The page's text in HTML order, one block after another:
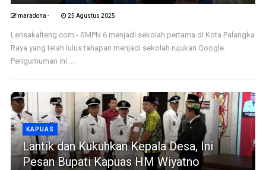
maradona - 25 Agustus 2025
Lensakalteng.com - SMPN 6 menjadi sekolah pertama di Kota Palangka
Raya yang telah lulus tahapan menjadi sekolah rujukan Google.
Pengumuman ini ...
KAPUAS
Lantik dan Kukuhkan Kepala Desa, Ini
Pesan Bupati Kapuas HM Wiyatno